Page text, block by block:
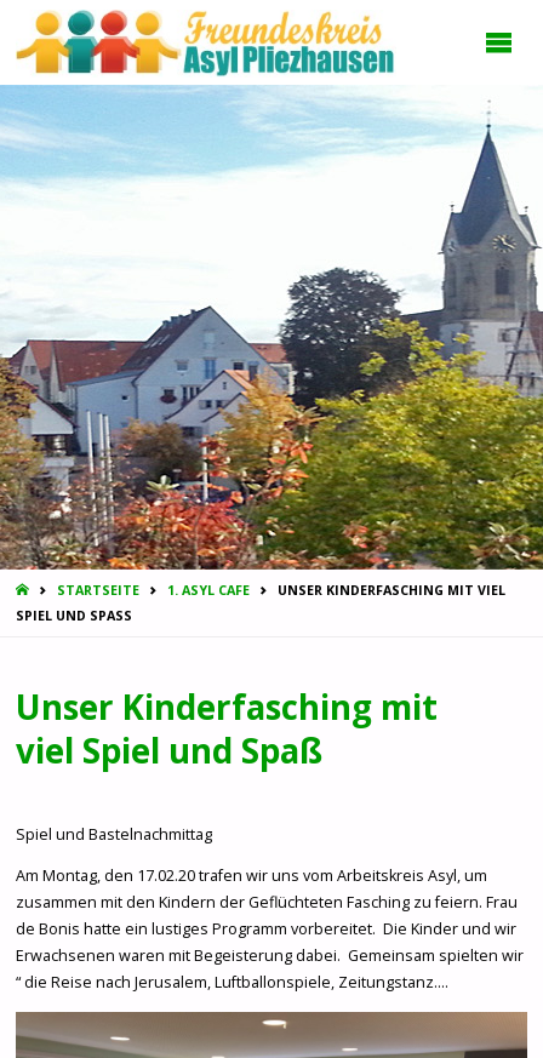
STARTSTARTSEITE 1. ASYL CAFE
UNSER KINDERFASCHING MIT VIEL
SPIEL UND SPASS
Unser Kinderfasching mit
viel Spiel und Spaß
Spiel und Bastelnachmittag
Am Montag, den 17.02.20 trafen wir uns vom Arbeitskreis Asyl, um
zusammen mit den Kindern der Geflüchteten Fasching zu feiern. Frau
de Bonis hatte ein lustiges Programm vorbereitet. Die Kinder und wir
Erwachsenen waren mit Begeisterung dabei. Gemeinsam spielten wir
“ die Reise nach Jerusalem, Luftballonspiele, Zeitungstanz….